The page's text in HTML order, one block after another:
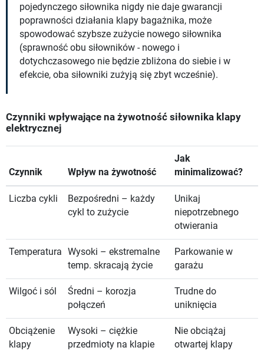
pojedynczego siłownika nigdy nie daje gwarancji
poprawności działania klapy bagażnika, może
spowodować szybsze zużycie nowego siłownika
(sprawność obu siłowników - nowego i
dotychczasowego nie będzie zbliżona do siebie i w
efekcie, oba siłowniki zużyją się zbyt wcześnie).
Czynniki wpływające na żywotność siłownika klapy
elektrycznej
Czynnik Wpływ na żywotność
Jak
minimalizować?
Liczba cykli
Bezpośredni – każdy
cykl to zużycie
Unikaj
niepotrzebnego
otwierania
Temperatura
Wysoki – ekstremalne
temp. skracają życie
Parkowanie w
garażu
Wilgoć i sól
Średni – korozja
połączeń
Trudne do
uniknięcia
Obciążenie
klapy
Wysoki – ciężkie
przedmioty na klapie
Nie obciążaj
otwartej klapy